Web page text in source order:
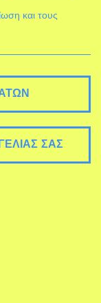
και τους
ΣΑΣ